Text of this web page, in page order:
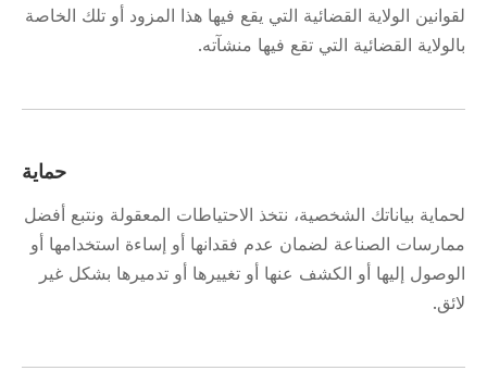
لقوانين الولاية القضائية التي يقع فيها هذا المزود أو تلك الخاصة
بالولاية القضائية التي تقع فيها منشآته.
حماية
لحماية بياناتك الشخصية، نتخذ الاحتياطات المعقولة ونتبع أفضل
ممارسات الصناعة لضمان عدم فقدانها أو إساءة استخدامها أو
الوصول إليها أو الكشف عنها أو تغييرها أو تدميرها بشكل غير
لائق.